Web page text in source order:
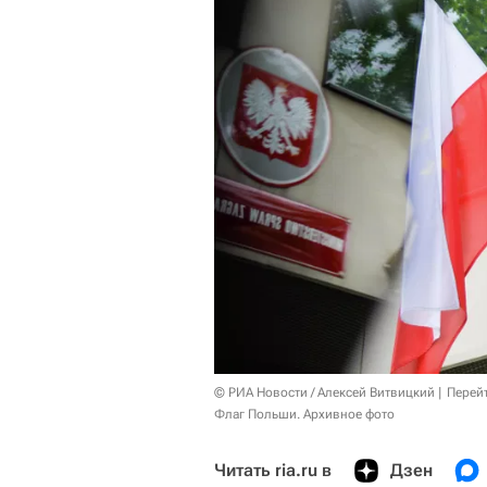
© РИА Новости / Алексей Витвицкий
Флаг Польши. Архивное фото
Читать ria.ru в Дзен